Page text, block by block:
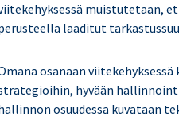
muistutetaan,
laaditut
osanaan
hyvään
osuudessa kuvataan